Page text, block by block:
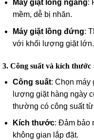
Máy giặt lồng ngang:
mềm, dễ bị nhăn.
Máy giặt lồng đứng:
với khối lượng giặt lớn.
3. Công suất và kích thước
Công suất: Chọn máy
lượng giặt hàng ngày
thường có công suất
Kích thước: Đảm bảo
không gian lắp đặt.